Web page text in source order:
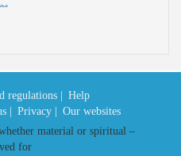
regulations |
Help
| Privacy |
Our websites
material or spiritual –
for